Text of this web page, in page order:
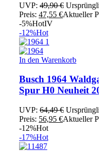
UVP: 49,90€
Preis: 47,55 €Aktueller
-5%HotIV
-12%Hot
In den Warenkorb
Busch 1964
Spur H0 Neuheit
UVP: 64,49€
Preis: 56,95 €Aktueller
-12%Hot
-17%Hot